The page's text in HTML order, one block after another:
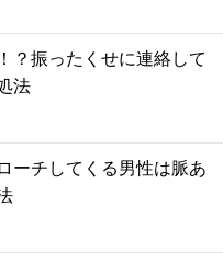
？振ったくせに連絡して
法
ーチしてくる男性は脈あ